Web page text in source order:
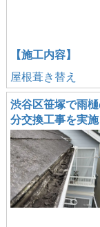
【施工内容】
屋根葺き替え
渋谷区笹塚で雨
分交換工事を実施